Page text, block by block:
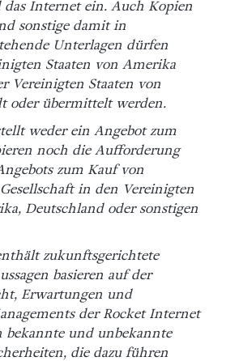
das Internet ein. Auch Kopien
sonstige damit in
Unterlagen dürfen
Staaten von Amerika
Vereinigten Staaten von
oder übermittelt werden.
weder ein Angebot zum
noch die Aufforderung
zum Kauf von
in den Vereinigten
Deutschland oder sonstigen
zukunftsgerichtete
basieren auf der
Erwartungen und
der Rocket Internet
bekannte und unbekannte
die dazu führen